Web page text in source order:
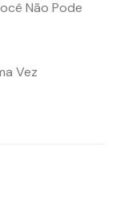
Não Pode
Vez